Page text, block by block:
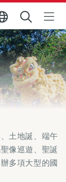
土地誕、端午
像巡遊、聖誕
多項大型的國